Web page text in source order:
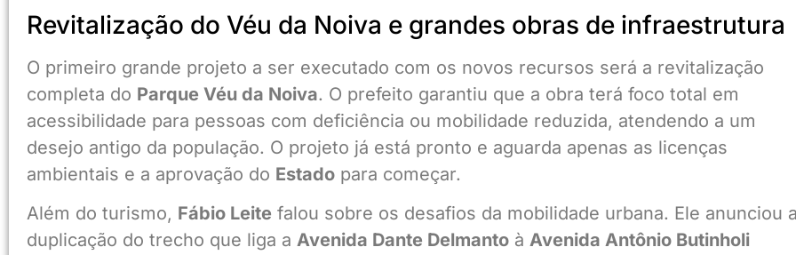
Revitalização do Véu da Noiva e grandes obras de infraestrutura
O primeiro grande projeto a ser executado com os novos recursos será a revitalização
completa do Parque Véu da Noiva. O prefeito garantiu que a obra terá foco total em
acessibilidade para pessoas com deficiência ou mobilidade reduzida, atendendo a um
desejo antigo da população. O projeto já está pronto e aguarda apenas as licenças
ambientais e a aprovação do Estado para começar.
Além do turismo, Fábio Leite falou sobre os desafios da mobilidade urbana. Ele anunciou a
duplicação do trecho que liga a Avenida Dante Delmanto à Avenida Antônio Butinholi